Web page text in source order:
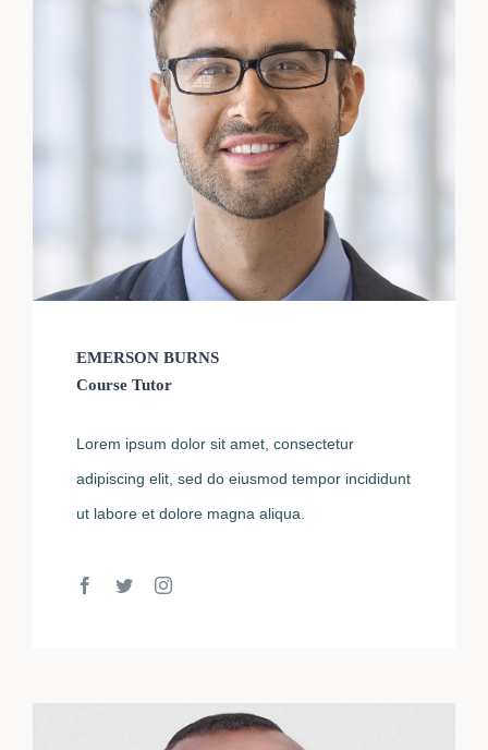
EMERSON BURNS
Course Tutor
Lorem ipsum dolor sit amet, consectetur
adipiscing elit, sed do eiusmod tempor incididunt
ut labore et dolore magna aliqua.